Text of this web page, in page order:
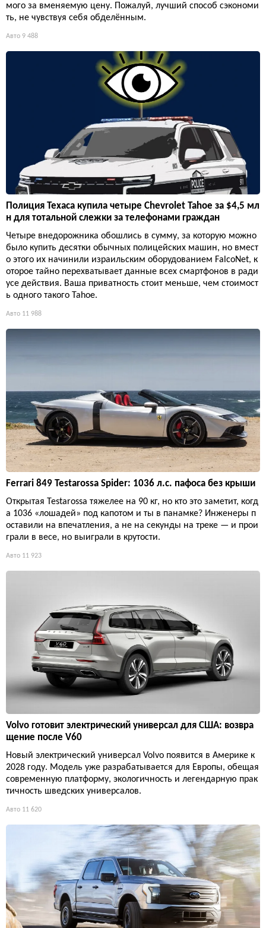
мого за вменяемую цену. Пожалуй, лучший способ сэкономи
ть, не чувствуя себя обделённым.
Авто 9 488
Полиция Техаса купила четыре Chevrolet Tahoe за $4,5 мл
н для тотальной слежки за телефонами граждан
Четыре внедорожника обошлись в сумму, за которую можно
было купить десятки обычных полицейских машин, но вмест
о этого их начинили израильским оборудованием FalcoNet, к
оторое тайно перехватывает данные всех смартфонов в ради
усе действия. Ваша приватность стоит меньше, чем стоимост
ь одного такого Tahoe.
Авто 11 988
Ferrari 849 Testarossa Spider: 1036 л.с. пафоса без крыши
Открытая Testarossa тяжелее на 90 кг, но кто это заметит, когд
а 1036 «лошадей» под капотом и ты в панамке? Инженеры п
оставили на впечатления, а не на секунды на треке — и прои
грали в весе, но выиграли в крутости.
Авто 11 923
Volvo готовит электрический универсал для США: возвра
щение после V60
Новый электрический универсал Volvo появится в Америке к
2028 году. Модель уже разрабатывается для Европы, обещая
современную платформу, экологичность и легендарную прак
тичность шведских универсалов.
Авто 11 620